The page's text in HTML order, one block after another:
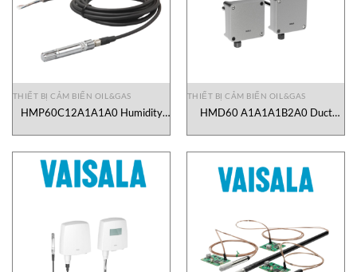
THIẾT BỊ CẢM BIẾN OIL&GAS
HMP60C12A1A1A0 Humidity
Vietnam
THIẾT BỊ CẢM BIẾN OIL&GAS
HMD60 A1A1A1B2A0 Duct
Transmitter Vaisala Vietnam